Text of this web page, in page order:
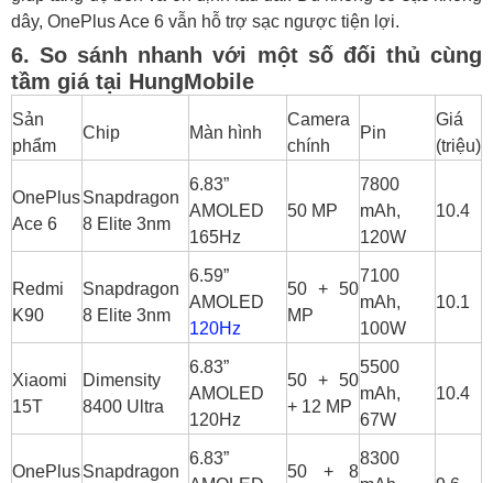
dây, OnePlus Ace 6 vẫn hỗ trợ sạc ngược tiện lợi.
6. So sánh nhanh với một số đối thủ cùng
tầm giá tại HungMobile
Sản
phẩm
Chip Màn hình
Camera
chính
Pin
Giá
(triệu)
OnePlus
Ace 6
Snapdragon
8 Elite 3nm
6.83”
AMOLED
165Hz
50 MP
7800
mAh,
120W
10.4
Redmi
K90
Snapdragon
8 Elite 3nm
6.59”
AMOLED
120Hz
50 + 50
MP
7100
mAh,
100W
10.1
Xiaomi
15T
Dimensity
8400 Ultra
6.83”
AMOLED
120Hz
50 + 50
+ 12 MP
5500
mAh,
67W
10.4
OnePlusSnapdragon
6.83”
50 + 8
8300